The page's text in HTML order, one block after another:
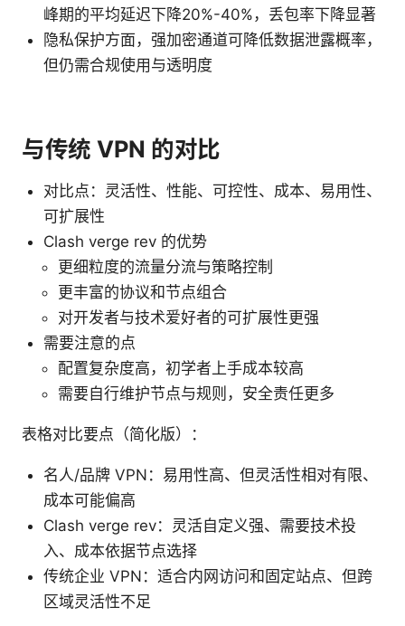
峰期的平均延迟下降20%-40%，丢包率下降显著
隐私保护方面，强加密通道可降低数据泄露概率，
但仍需合规使用与透明度
与传统 VPN 的对比
对比点：灵活性、性能、可控性、成本、易用性、
可扩展性
Clash verge rev 的优势
更细粒度的流量分流与策略控制
更丰富的协议和节点组合
对开发者与技术爱好者的可扩展性更强
需要注意的点
配置复杂度高，初学者上手成本较高
需要自行维护节点与规则，安全责任更多
表格对比要点（简化版）：
名人/品牌 VPN：易用性高、但灵活性相对有限、
成本可能偏高
Clash verge rev：灵活自定义强、需要技术投
入、成本依据节点选择
传统企业 VPN：适合内网访问和固定站点、但跨
区域灵活性不足